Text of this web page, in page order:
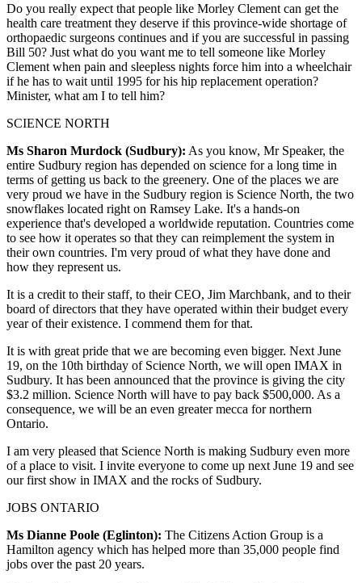
Do you really expect that people like Morley Clement can get the
health care treatment they deserve if this province-wide shortage of
orthopaedic surgeons continues and if you are successful in passing
Bill 50? Just what do you want me to tell someone like Morley
Clement when pain and sleepless nights force him into a wheelchair
if he has to wait until 1995 for his hip replacement operation?
Minister, what am I to tell him?
SCIENCE NORTH
Ms Sharon Murdock (Sudbury): As you know, Mr Speaker, the
entire Sudbury region has depended on science for a long time in
terms of getting us back to the greenery. One of the places we are
very proud we have in the Sudbury region is Science North, the two
snowflakes located right on Ramsey Lake. It's a hands-on
experience that's developed a worldwide reputation. Countries come
to see how it operates so that they can reimplement the system in
their own countries. I'm very proud of what they have done and
how they represent us.
It is a credit to their staff, to their CEO, Jim Marchbank, and to their
board of directors that they have operated within their budget every
year of their existence. I commend them for that.
It is with great pride that we are becoming even bigger. Next June
19, on the 10th birthday of Science North, we will open IMAX in
Sudbury. It has been announced that the province is giving the city
$3.2 million. Science North will have to pay back $500,000. As a
consequence, we will be an even greater mecca for northern
Ontario.
I am very pleased that Science North is making Sudbury even more
of a place to visit. I invite everyone to come up next June 19 and see
our first show in IMAX and the rocks of Sudbury.
JOBS ONTARIO
Ms Dianne Poole (Eglinton): The Citizens Action Group is a
Hamilton agency which has helped more than 35,000 people find
jobs over the past 20 years.